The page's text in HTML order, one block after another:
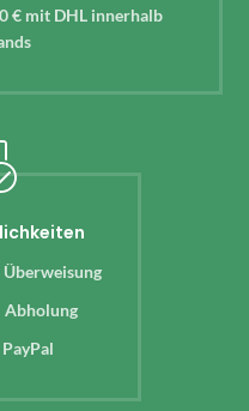
€ mit DHL innerhalb
Abholung